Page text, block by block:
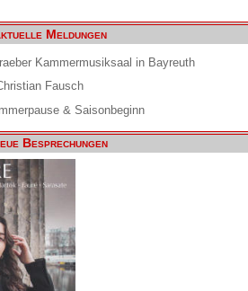
Meldungen
Kammermusiksaal in Bayreuth
Fausch
& Saisonbeginn
Besprechungen